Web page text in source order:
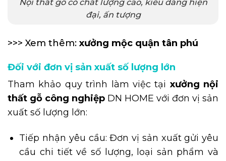
Nội thất gỗ có chất lượng cao, kiểu dáng hiện
đại, ấn tượng
>>> Xem thêm: xưởng mộc quận tân phú
Đối với đơn vị sản xuất số lượng lớn
Tham khảo quy trình làm việc tại xưởng nội
thất gỗ công nghiệp DN HOME với đơn vị sản
xuất số lượng lớn:
Tiếp nhận yêu cầu: Đơn vị sản xuất gửi yêu
cầu chi tiết về số lượng, loại sản phẩm và